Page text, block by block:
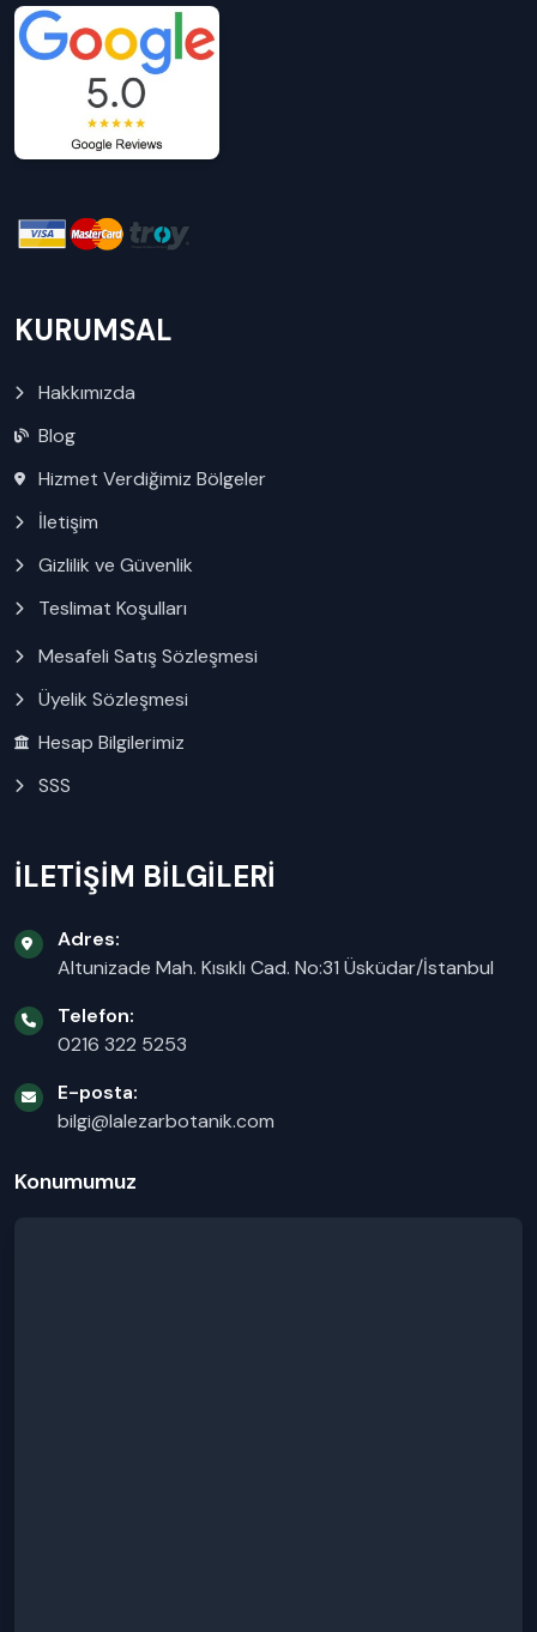
KURUMSAL
Hakkımızda
Blog
Hizmet Verdiğimiz Bölgeler
İletişim
Gizlilik ve Güvenlik
Teslimat Koşulları
Mesafeli Satış Sözleşmesi
Üyelik Sözleşmesi
Hesap Bilgilerimiz
SSS
İLETİŞİM BİLGİLERİ
Adres:
Altunizade Mah. Kısıklı Cad. No:31 Üsküdar/İstanbul
Telefon:
0216 322 5253
E-posta:
bilgi@lalezarbotanik.com
Konumumuz